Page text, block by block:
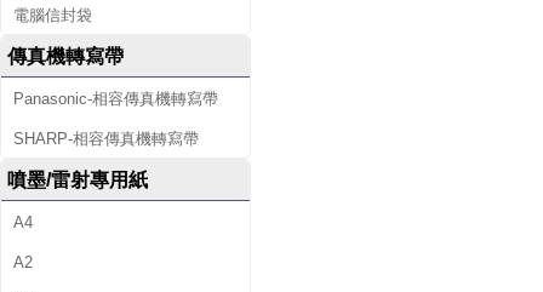
電腦信封袋
傳真機轉寫帶
Panasonic-相容傳真機轉寫帶
SHARP-相容傳真機轉寫帶
噴墨/雷射專用紙
A4
A2